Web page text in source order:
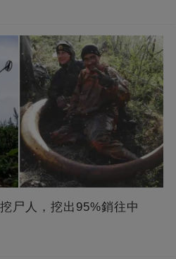
尸人，挖出95%銷往中